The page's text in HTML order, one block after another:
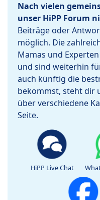
Nach vielen
unser HiPP Forum
Beiträge oder
möglich. Die
Mamas und
und sind weiterhin
auch künftig die
bekommst, steht dir
über verschiedene
Seite.
HiPP Live Chat